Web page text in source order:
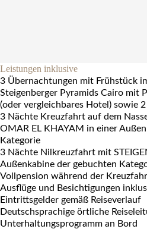
Leistungen inklusive
3 Übernachtungen mit Frühstück
Steigenberger Pyramids Cairo mit
(oder vergleichbares Hotel) sowie
3 Nächte Kreuzfahrt auf dem
OMAR EL KHAYAM in einer
Kategorie
3 Nächte Nilkreuzfahrt mit
Außenkabine der gebuchten
Vollpension während der
Ausflüge und Besichtigungen
Eintrittsgelder gemäß Reiseverlauf
Deutschsprachige örtliche
Unterhaltungsprogramm an Bord